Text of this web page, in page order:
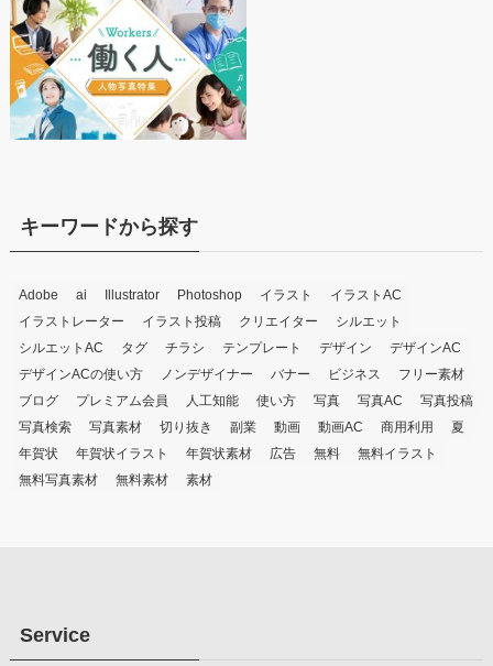
キーワードから探す
Adobe ai Illustrator Photoshop イラスト
イラストAC
イラストレーター
イラスト投稿 クリエイター
シルエット
シルエットAC
タグ チラシ テンプレート デザイン
デザインAC
デザインACの使い方
ノンデザイナー バナー ビジネス
フリー素材
ブログ
プレミアム会員 人工知能 使い方 写真 写真AC
写真投稿
写真検索
写真素材 切り抜き 副業 動画 動画AC 商用利用
夏
年賀状
年賀状イラスト 年賀状素材 広告 無料
無料イラスト
無料写真素材
無料素材 素材
Service